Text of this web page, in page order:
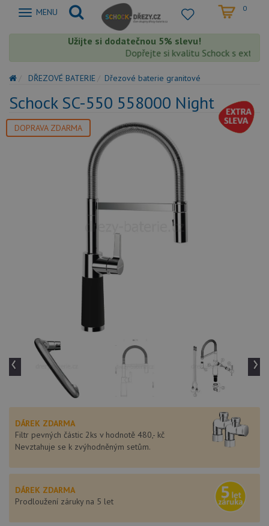
Zobrazit
MENU 0
Užijte si dodatečnou 5% slevu!
Dopřejte si kvalitu Schock s extra
DŘEZOVÉ BATERIE Dřezové baterie granitové
Schock SC-550 558000 Night
DOPRAVA ZDARMA
‹ ›
DÁREK ZDARMA
Filtr pevných částic 2ks v hodnotě 480,- kč
Nevztahuje se k zvýhodněným setům.
DÁREK ZDARMA
Prodloužení záruky na 5 let